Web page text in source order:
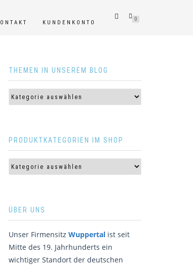
KUNDENKONTO
0
THEMEN IN UNSEREM BLOG
PRODUKTKATEGORIEN IM SHOP
ÜBER UNS
Unser Firmensitz Wuppertalist seit
Mitte des 19. Jahrhunderts ein
wichtiger Standort der deutschen